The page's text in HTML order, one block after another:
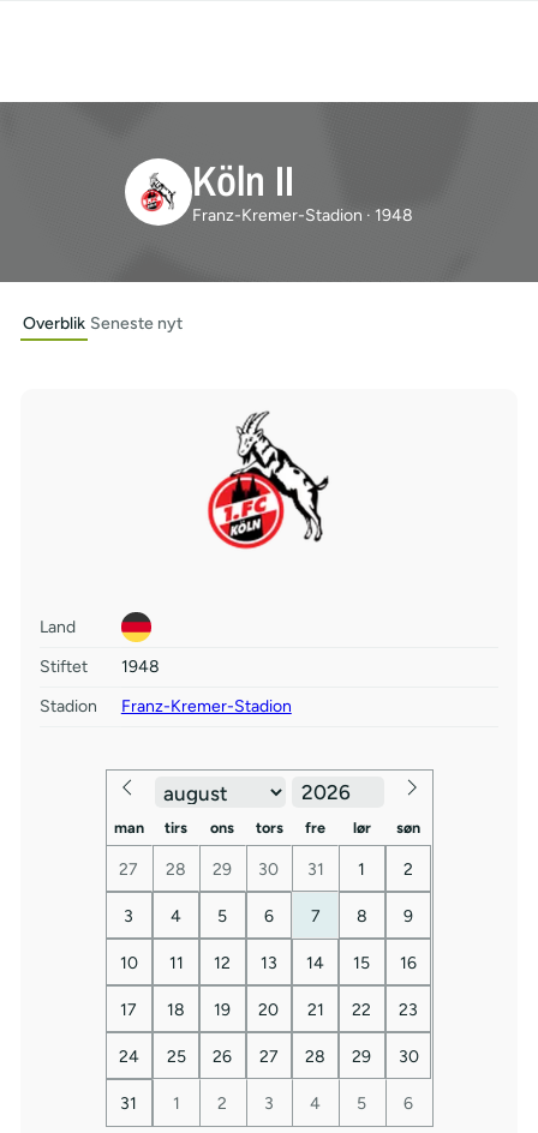
Köln II
Franz-Kremer-Stadion · 1948
Overblik Seneste nyt
Land
Stiftet
1948
Stadion
Franz-Kremer-Stadion
man tirs ons tors fre lør søn
27 28 29 30 31 1 2
3 4 5 6 7 8 9
10 11 12 13 14 15 16
17 18 19 20 21 22 23
24 25 26 27 28 29 30
31 1 2 3 4 5 6